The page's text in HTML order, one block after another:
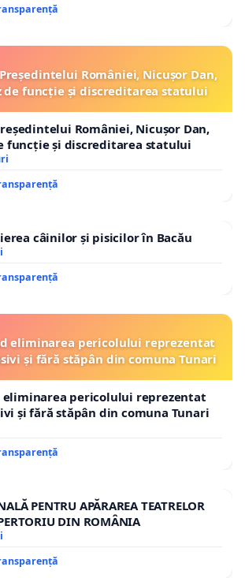
României, Nicușor Dan,
de funcție și discreditarea statului
României, Nicușor Dan,
funcție și discreditarea statului
câinilor și pisicilor în Bacău
eliminarea pericolului reprezentat
și fără stăpân din comuna Tunari
pericolului reprezentat
și fără stăpân din comuna Tunari
PENTRU APĂRAREA TEATRELOR
DIN ROMÂNIA